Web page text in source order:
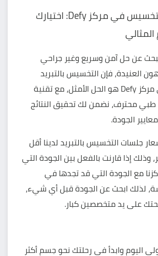
جهاز كرايو للتخسيس في مركز Defy: اختيارك
تبحث عن حل آمن وسريع وغير جراحي
العنيدة، فإن التخسيس بالتبريد
بجهاز كرايو في مركز Defy هو الحل الأمثل، مع تقنية
محترف، نضمن لك تحقيق النتائج
الجودة.
جلسات التخسيس بالتبريد لدينا أقل
إذا قارنت بالفعل بين الجودة التي
مع الجودة التي قد تجدها في
لذلك ابحث عن الجودة قبل أي شيء،
على يد متخصصين كبار.
اليوم وابدأ في رحلتك نحو جسم أكثر